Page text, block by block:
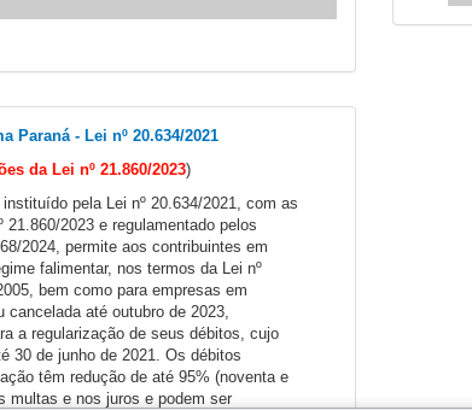
Paraná - Lei nº 20.634/2021
da Lei nº 21.860/2023)
pela Lei nº 20.634/2021, com as
2023 e regulamentado pelos
2024, permite aos contribuintes em
falimentar, nos termos da Lei nº
bem como para empresas em
até outubro de 2023,
a regularização de seus débitos, cujo
30 de junho de 2021. Os débitos
têm redução de até 95% (noventa e
multas e nos juros e podem ser